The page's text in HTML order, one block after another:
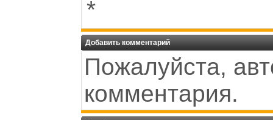
*
Добавить комментарий
Пожалуйста,
комментария.